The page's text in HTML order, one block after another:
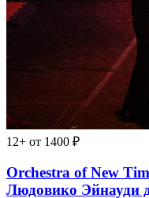
12+ от 1400 ₽
Orchestra of New
Людовико Эйнауди